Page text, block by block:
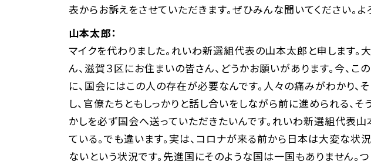
表からお訴えをさせていただきます。ぜひみんな聞いてください。よ
山本太郎：
マイクを代わりました。れいわ新選組代表の山本太郎と申します。
ん、滋賀３区にお住まいの皆さん、どうかお願いがあります。今、
に、国会にはこの人の存在が必要なんです。人々の痛みがわかり、
し、官僚たちともしっかりと話し合いをしながら前に進められる、
かしを必ず国会へ送っていただきたいんです。れいわ新選組代表
ている。でも違います。実は、コロナが来る前から日本は大変な状
ないという状況です。先進国にそのような国は一国もありません